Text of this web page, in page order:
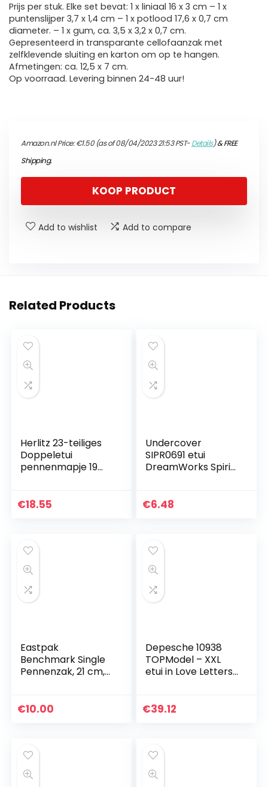
Prijs per stuk. Elke set bevat: 1 x liniaal 16 x 3 cm – 1 x
puntenslijper 3,7 x 1,4 cm – 1 x potlood 17,6 x 0,7 cm
diameter. – 1 x gum, ca. 3,5 x 3,2 x 0,7 cm.
Gepresenteerd in transparante cellofaanzak met
zelfklevende sluiting en karton om op te hangen.
Afmetingen: ca. 12,5 x 7 cm.
Op voorraad. Levering binnen 24-48 uur!
Amazon.nl Price:€1.50(as of 08/04/2023 21:53 PST-Details)&FREE
Shipping.
KOOP PRODUCT
Add to wishlist Add to compare
Related Products
Herlitz 23-teiliges
Doppeletui
pennenmapje 19
€18.55
Undercover
SIPR0691 etui
DreamWorks Spirit,
€6.48
Eastpak
Benchmark Single
Pennenzak, 21 cm,
€10.00
Depesche 10938
TOPModel – XXL
etui in Love Letters
met pennen,
€39.12